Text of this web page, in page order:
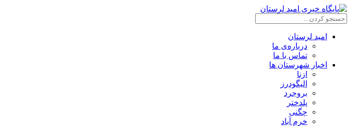
امید لرستان
درباره‌ی ما
تماس با ما
اخبار شهرستان ها
ازنا
الیگودرز
بروجرد
پلدختر
چگنی
خرم آباد